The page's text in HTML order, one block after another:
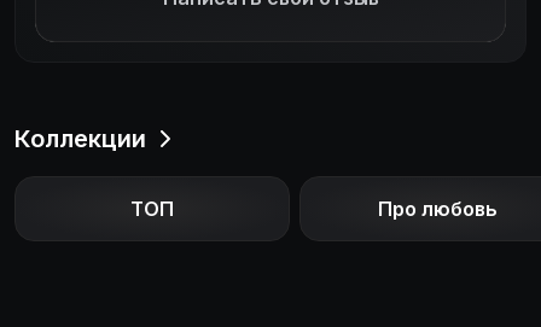
Коллекции
ТОП Про любовь